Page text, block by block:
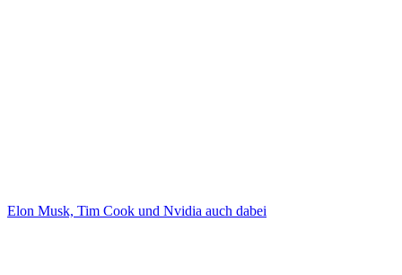
Elon Musk, Tim Cook und Nvidia auch dabei